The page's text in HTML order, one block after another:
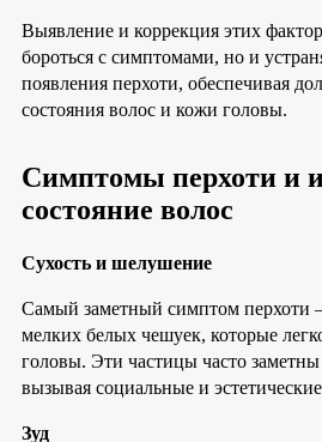
Выявление и коррекция этих
бороться с симптомами, но и
появления перхоти, обеспечивая
состояния волос и кожи головы.
Симптомы перхоти и
состояние волос
Сухость и шелушение
Самый заметный симптом перхоти
мелких белых чешуек, которые
головы. Эти частицы часто
вызывая социальные и
Зуд